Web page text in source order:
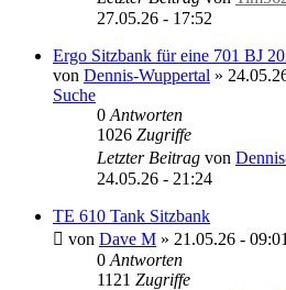
27.05.26 - 17:52
Ergo Sitzbank für eine 701 BJ
von Dennis-Wuppertal »
Suche
0 Antworten
1026 Zugriffe
Letzter Beitrag von
24.05.26 - 21:24
TE 610 Tank Sitzbank
von Dave M » 21.05.26 - 09:01
0 Antworten
1121 Zugriffe